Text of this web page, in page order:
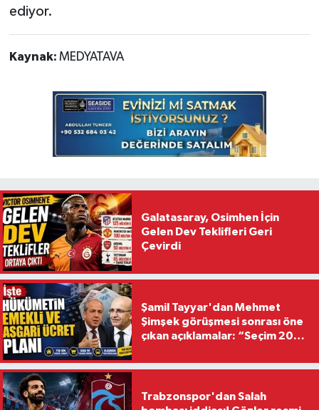
ediyor.
Kaynak: MEDYATAVA
Galatasaray, Osimhen İçin
Gelen Dev Teklifleri Geri
Çevirdi
Şamil Tayyar'dan Mehmet
Şimşek görüşmesi sonrası öne
çıkan açıklamalar: “Seçim 2028
Trabzonspor'dan Salah